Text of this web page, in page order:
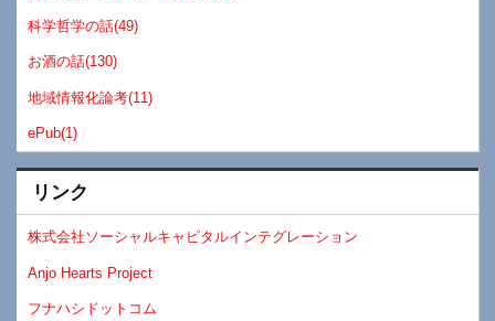
科学哲学の話(49)
お酒の話(130)
地域情報化論考(11)
ePub(1)
リンク
株式会社ソーシャルキャピタルインテグレーション
Anjo Hearts Project
フナハシドットコム